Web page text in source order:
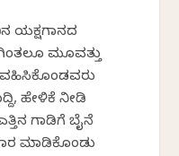
ಯಕ್ಷಗಾನದ
ಮೂವತ್ತು
ಹೇಳಿಕೆ ನೀಡಿ
ಗಾಡಿಗೆ ಬೈನೆ
ಮಾಡಿಕೊಂಡು